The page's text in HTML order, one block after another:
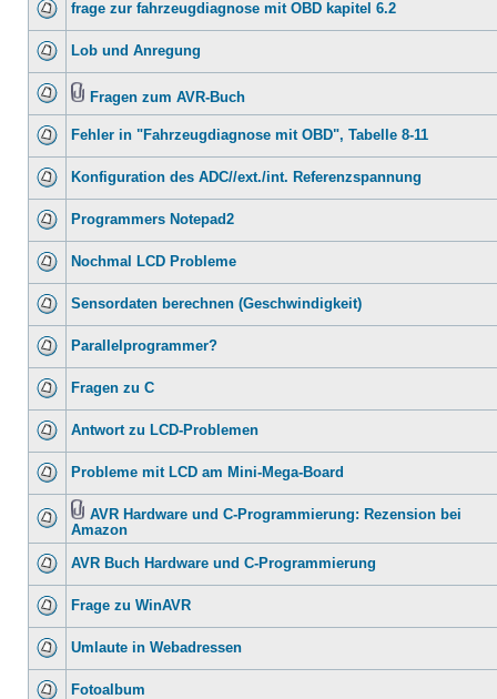
frage zur fahrzeugdiagnose mit OBD kapitel 6.2
Lob und Anregung
Fragen zum AVR-Buch
Fehler in "Fahrzeugdiagnose mit OBD", Tabelle 8-11
Konfiguration des ADC//ext./int. Referenzspannung
Programmers Notepad2
Nochmal LCD Probleme
Sensordaten berechnen (Geschwindigkeit)
Parallelprogrammer?
Fragen zu C
Antwort zu LCD-Problemen
Probleme mit LCD am Mini-Mega-Board
AVR Hardware und C-Programmierung: Rezension bei
Amazon
AVR Buch Hardware und C-Programmierung
Frage zu WinAVR
Umlaute in Webadressen
Fotoalbum